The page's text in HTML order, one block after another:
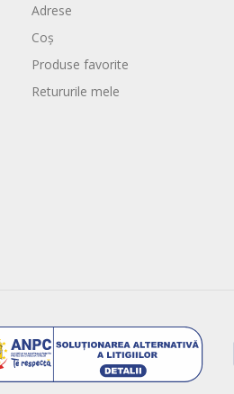
Adrese
Coș
Produse favorite
Retururile mele